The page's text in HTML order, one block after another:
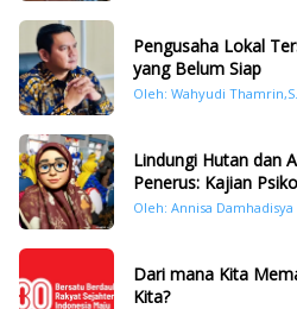
Pengusaha Lokal
yang Belum Siap
Oleh: Wahyudi
Lindungi Hutan dan
Penerus: Kajian
Hidrometeorologi di
Oleh: Annisa Damhadisya
Dari mana Kita
Kita?